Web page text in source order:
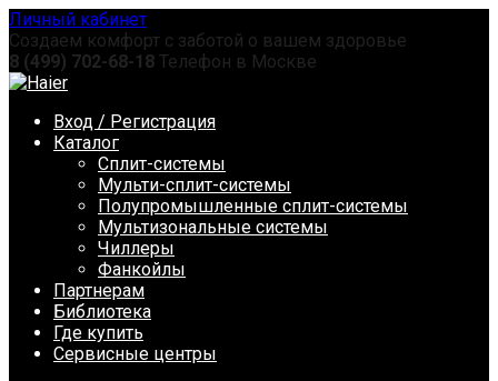
Перейти
к
содержанию
Личный кабинет
Создаем комфорт с заботой о вашем здоровье
8 (499) 702-68-18 Телефон в Москве
Вход / Регистрация
Каталог
Сплит-системы
Мульти-сплит-системы
Полупромышленные сплит-системы
Мультизональные системы
Чиллеры
Фанкойлы
Партнерам
Библиотека
Где купить
Сервисные центры